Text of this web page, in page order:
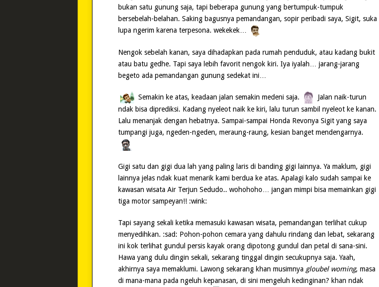
bukan satu gunung saja, tapi beberapa gunung yang bertumpuk-tumpuk
bersebelah-belahan. Saking bagusnya pemandangan, sopir peribadi saya, Sigit, suka
lupa ngerim karena terpesona. wekekek…
Nengok sebelah kanan, saya dihadapkan pada rumah penduduk, atau kadang bukit
atau batu gedhe. Tapi saya lebih favorit nengok kiri. Iya iyalah… jarang-jarang
begeto ada pemandangan gunung sedekat ini…
Semakin ke atas, keadaan jalan semakin medeni saja.
Jalan naik-turun
ndak bisa diprediksi. Kadang nyeleot naik ke kiri, lalu turun sambil nyeleot ke kanan.
Lalu menanjak dengan hebatnya. Sampai-sampai Honda Revonya Sigit yang saya
tumpangi juga, ngeden-ngeden, meraung-raung, kesian banget mendengarnya.
Gigi satu dan gigi dua lah yang paling laris di banding gigi lainnya. Ya maklum, gigi
lainnya jelas ndak kuat menarik kami berdua ke atas. Apalagi kalo sudah sampai ke
kawasan wisata Air Terjun Sedudo.. wohohoho… jangan mimpi bisa memainkan gigi
tiga motor sampeyan!! :wink:
Tapi sayang sekali ketika memasuki kawasan wisata, pemandangan terlihat cukup
menyedihkan. :sad: Pohon-pohon cemara yang dahulu rindang dan lebat, sekarang
ini kok terlihat gundul persis kayak orang dipotong gundul dan petal di sana-sini.
Hawa yang dulu dingin sekali, sekarang tinggal dingin secukupnya saja. Yaah,
akhirnya saya memaklumi. Lawong sekarang khan musimnya gloubel woming, masa
di mana-mana pada ngeluh kepanasan, di sini mengeluh kedinginan? khan ndak